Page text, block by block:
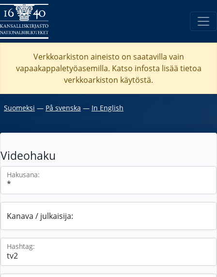
Verkkoarkiston aineisto on saatavilla vain
vapaakappaletyöasemilla. Katso infosta lisää tietoa
verkkoarkiston käytöstä.
Suomeksi ― På svenska ― In English
Videohaku
Hakusana:
Kanava / julkaisija:
Hashtag: